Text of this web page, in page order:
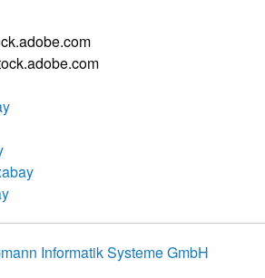
Informatik Systeme GmbH